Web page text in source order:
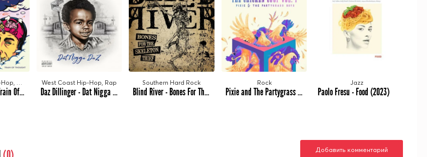
EllMatic & JoDu - Train Of Thought (2023)
West Coast Hip-Hop, Rap
Daz Dillinger - Dat Nigga Daz (2023)
Southern Hard Rock
Blind River - Bones For The Skeleton Thief (2023)
Rock
Pixie and The Partygrass Boys - The Chicken Coop, Vol. 1 (2023)
Jazz
Paolo Fresu - Food (2023)
Добавить комментарий